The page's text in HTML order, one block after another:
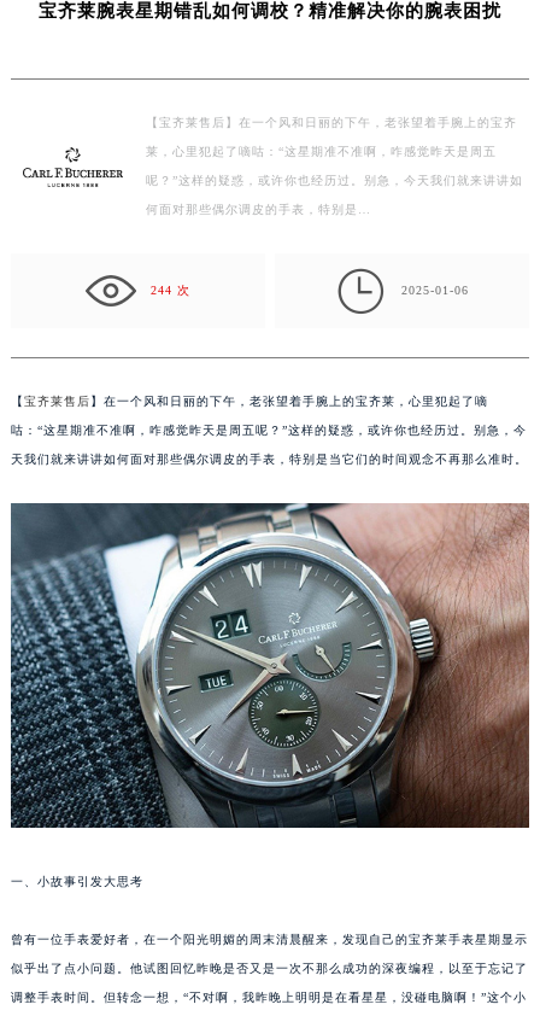
扬州市邗江区国展路29号星耀天地写字楼1号楼18层1803室（需提前预约）
宁波市江北区大闸南路500号来福士广场办公楼20层2009室（需提前预约）
杭州市上城区钱江路1366号华润大厦写字楼A座5层503-5室（需提前预约）
金华市金东区东市南街777号金华万达广场写字楼4号楼22层2209室（需提前预约）
广州市天河区天河路230号万菱汇国际中心写字楼A塔7层704室（需提前预约）
深圳市罗湖区深南东路5001号华润大厦写字楼17层1701室（需提前预约）
惠州市惠城区江北文昌一路7号华贸大厦写字楼1座30层05室（需提前预约）
福州市鼓楼区五四路128-1号恒力城写字楼15层03室（需提前预约）
成都市锦江区人民东路6号SAC东原中心写字楼24层2406B室（需提前预约）
重庆市江北区观音桥步行街2号融恒时代广场写字楼9层902室（需提前预约）
长沙市芙蓉区定王台街道建湘路393号世茂环球金融中心写字楼（芙蓉广场）10层13室（需提前预约）
郑州市二七区铭功路10号华润大厦写字楼29层2905室（需提前预约）
太原市迎泽区解放路15号亨得利名表服务中心（品牌授权店）3层整层（需提前预约）
沈阳市沈河区中街路137号亨得利名表服务中心（品牌授权店）1层整层（需提前预约）
沈阳市沈河区中街路83号亨得利名表服务中心（品牌授权店）1层整层（需提前预约）
温州市鹿城区锦绣路1067号置信广场10层1015室（需提前预约）
佛山市禅城区季华五路57号万科金融中心C座12层1205室（需提前预约）
东莞市东城街道鸿福东路1号民盈国贸中心T1写字楼9层907室（需提前预约）
无锡市梁溪区人民中路139号恒隆广场写字楼1座11层1104室（需提前预约）
宝齐莱腕表星期错乱如何调校？精准解决你的腕表困扰
【宝齐莱售后】在一个风和日丽的下午，老张望着手腕上的宝齐
莱，心里犯起了嘀咕：“这星期准不准啊，咋感觉昨天是周五
呢？”这样的疑惑，或许你也经历过。别急，今天我们就来讲讲如
何面对那些偶尔调皮的手表，特别是…
244 次  2025-01-06
【 宝齐莱售后 】在一个风和日丽的下午，老张望着手腕上的宝齐莱，心里犯起了嘀
咕：“这星期准不准啊，咋感觉昨天是周五呢？”这样的疑惑，或许你也经历过。别急，今
天我们就来讲讲如何面对那些偶尔调皮的手表，特别是当它们的时间观念不再那么准时。
一、小故事引发大思考
曾有一位手表爱好者，在一个阳光明媚的周末清晨醒来，发现自己的宝齐莱手表星期显示
似乎出了点小问题。他试图回忆昨晚是否又是一次不那么成功的深夜编程，以至于忘记了
调整手表时间。但转念一想，“不对啊，我昨晚上明明是在看星星，没碰电脑啊！”这个小